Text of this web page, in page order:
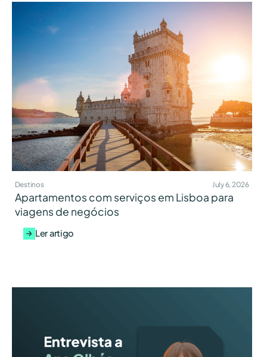
Destinos July 6, 2026
Apartamentos com serviços em Lisboa para
viagens de negócios
Ler artigo